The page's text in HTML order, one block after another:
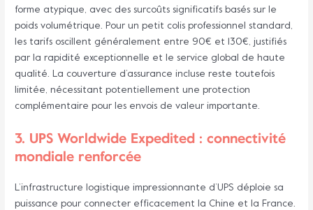
forme atypique, avec des surcoûts significatifs basés sur le
poids volumétrique. Pour un petit colis professionnel standard,
les tarifs oscillent généralement entre 90€ et 130€, justifiés
par la rapidité exceptionnelle et le service global de haute
qualité. La couverture d’assurance incluse reste toutefois
limitée, nécessitant potentiellement une protection
complémentaire pour les envois de valeur importante.
3. UPS Worldwide Expedited : connectivité
mondiale renforcée
L’infrastructure logistique impressionnante d’UPS déploie sa
puissance pour connecter efficacement la Chine et la France.